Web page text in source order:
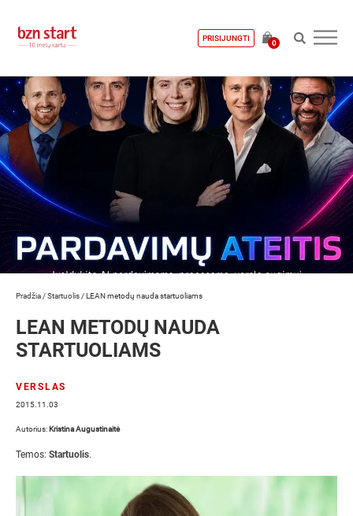
PRISIJUNGTI
0
Pradžia /Startuolis /LEAN metodų nauda startuoliams
LEAN METODŲ NAUDA
STARTUOLIAMS
VERSLAS
2015.11.03
Autorius: Kristina Augustinaitė
Temos: Startuolis.